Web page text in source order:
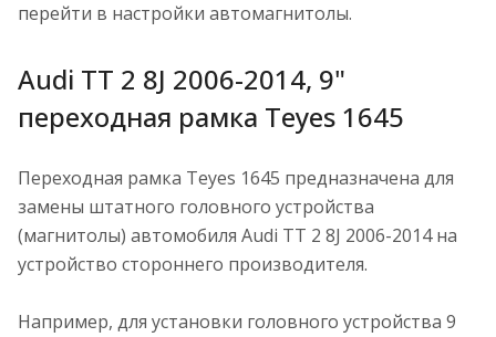
перейти в настройки автомагнитолы.
Audi TT 2 8J 2006-2014, 9"
переходная рамка Teyes 1645
Переходная рамка Teyes 1645 предназначена для
замены штатного головного устройства
(магнитолы) автомобиля Audi TT 2 8J 2006-2014 на
устройство стороннего производителя.
Например, для установки головного устройства 9